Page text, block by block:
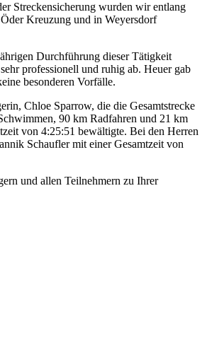
Streckensicherung wurden wir entlang
Kreuzung und in Weyersdorf
Durchführung dieser Tätigkeit
professionell und ruhig ab. Heuer gab
besonderen Vorfälle.
Chloe Sparrow, die die Gesamtstrecke
90 km Radfahren und 21 km
von 4:25:51 bewältigte. Bei den Herren
Schaufler mit einer Gesamtzeit von
und allen Teilnehmern zu Ihrer